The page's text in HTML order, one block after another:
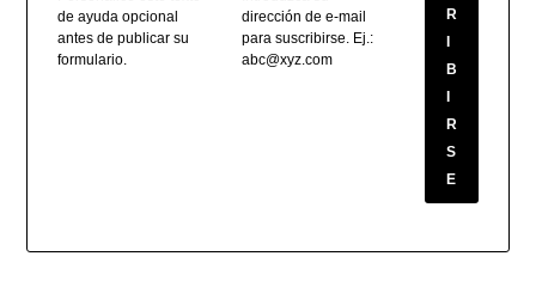
de ayuda opcional
antes de publicar su
formulario.
dirección de e-mail
para suscribirse. Ej.:
abc@xyz.com
R
B
R
S
E